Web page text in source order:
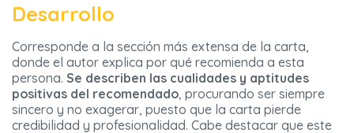
Desarrollo
Corresponde a la sección más extensa de la carta,
donde el autor explica por qué recomienda a esta
persona. Se describen las cualidades y aptitudes
positivas del recomendado, procurando ser siempre
sincero y no exagerar, puesto que la carta pierde
credibilidad y profesionalidad. Cabe destacar que este